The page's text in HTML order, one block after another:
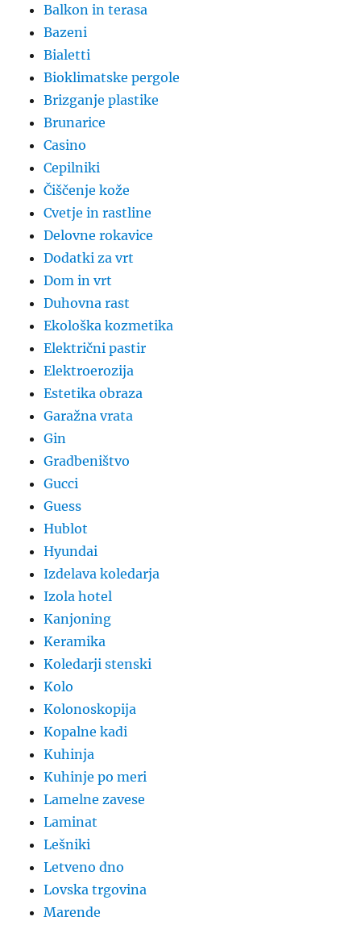
Balkon in terasa
Bazeni
Bialetti
Bioklimatske pergole
Brizganje plastike
Brunarice
Casino
Cepilniki
Čiščenje kože
Cvetje in rastline
Delovne rokavice
Dodatki za vrt
Dom in vrt
Duhovna rast
Ekološka kozmetika
Električni pastir
Elektroerozija
Estetika obraza
Garažna vrata
Gin
Gradbeništvo
Gucci
Guess
Hublot
Hyundai
Izdelava koledarja
Izola hotel
Kanjoning
Keramika
Koledarji stenski
Kolo
Kolonoskopija
Kopalne kadi
Kuhinja
Kuhinje po meri
Lamelne zavese
Laminat
Lešniki
Letveno dno
Lovska trgovina
Marende